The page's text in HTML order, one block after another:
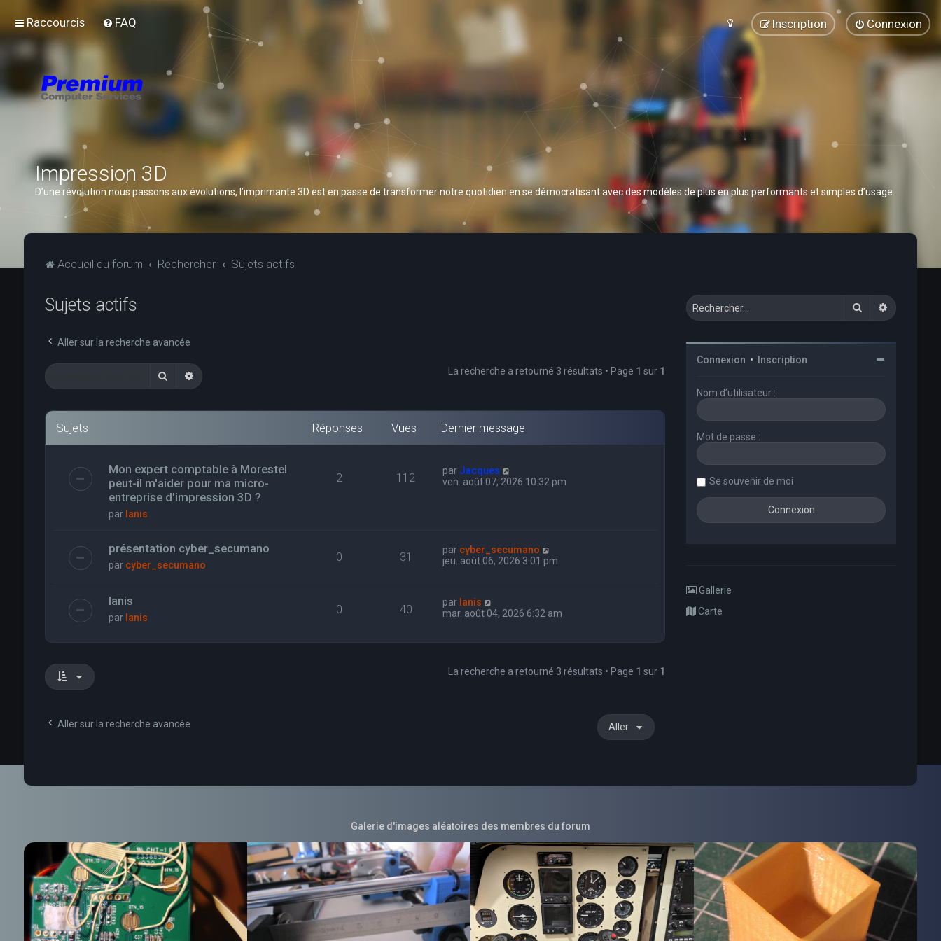
Raccourcis FAQ Connexion
Inscription
Impression 3D
D’une révolution nous passons aux évolutions, l’imprimante 3D est en passe de transformer notre quotidien en se démocratisant avec des modèles de plus en plus performants et simples d’usage.
Accueil du forum Rechercher Sujets actifs
Sujets actifs
Aller sur la recherche avancée
RechercherRecherche avancée La recherche a retourné 3 résultats • Page 1 sur 1
Sujets Réponses Vues Dernier message
Mon expert comptable à Morestel
peut-il m'aider pour ma micro-
entreprise d'impression 3D ?
par Ianis
2 112 par Jacques
ven. août 07, 2026 10:32 pm
présentation cyber_secumano
par cyber_secumano
0 31 par cyber_secumano
jeu. août 06, 2026 3:01 pm
Ianis
par Ianis
0 40 par Ianis
mar. août 04, 2026 6:32 am
La recherche a retourné 3 résultats • Page 1 sur 1
Aller sur la recherche avancée Aller
Rechercher
Connexion • Inscription
Nom d’utilisateur :
Mot de passe :
Se souvenir de moi
Gallerie
Carte
Galerie d'images aléatoires des membres du forum